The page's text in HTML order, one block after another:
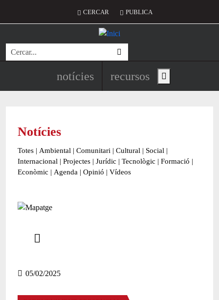
Menú del compte d'usuari
CERCAR PUBLICA
Cerca
Navegació principal de
notícies recursos Show main menu
Notícies
Totes | Ambiental | Comunitari | Cultural | Social |
Internacional | Projectes | Jurídic | Tecnològic | Formació |
Econòmic | Agenda | Opinió | Vídeos
05/02/2025